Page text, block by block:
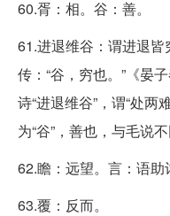
60.胥：相。谷：善。
61.进退维谷：谓进退皆
传：“谷，穷也。”《晏
诗“进退维谷”，谓“处两
为“谷”，善也，与毛说不
62.瞻：远望。言：语助
63.覆：反而。